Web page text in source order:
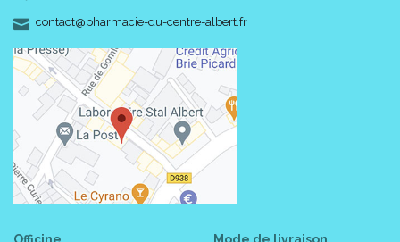
contact-
@-
pharmacie-du-centre-albert.fr